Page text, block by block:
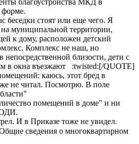
форме.
беседки стоят или еще чего. Я
муниципальной территории,
к дому, расположен детский
Комплекс не наш, но
непосредственной близости, дети с
в окна въезжают :twisted:[/QUOTE]
каюсь, этот бред в
не читал. Посмотрю. В поле
помещений в доме" и ни
ОДИ.
И в Приказе тоже не увидел.
сведения о многоквартирном